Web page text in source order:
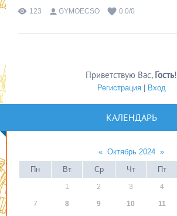
123 GYMOECSO 0.0/0
Приветствую Вас, Гость!
Регистрация| Вход
КАЛЕНДАРЬ
« Октябрь 2024 »
Пн
Вт Ср Чт Пт
1 2 3 4
7 8 9 10 11